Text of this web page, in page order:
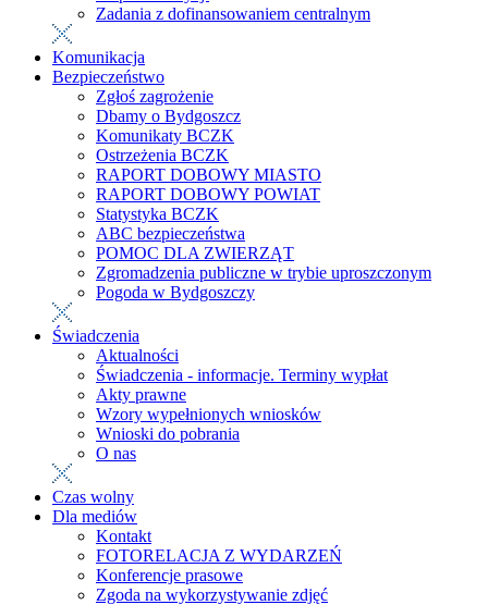
Zadania z dofinansowaniem centralnym
Komunikacja
Bezpieczeństwo
Zgłoś zagrożenie
Dbamy o Bydgoszcz
Komunikaty BCZK
Ostrzeżenia BCZK
RAPORT DOBOWY MIASTO
RAPORT DOBOWY POWIAT
Statystyka BCZK
ABC bezpieczeństwa
POMOC DLA ZWIERZĄT
Zgromadzenia publiczne w trybie uproszczonym
Pogoda w Bydgoszczy
Świadczenia
Aktualności
Świadczenia - informacje. Terminy wypłat
Akty prawne
Wzory wypełnionych wniosków
Wnioski do pobrania
O nas
Czas wolny
Dla mediów
Kontakt
FOTORELACJA Z WYDARZEŃ
Konferencje prasowe
Zgoda na wykorzystywanie zdjęć